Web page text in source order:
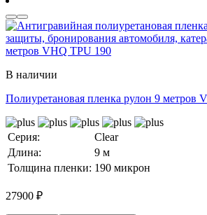
В наличии
Полиуретановая пленка рулон 9 метров
Серия:
Clear
Длина:
9 м
Толщина пленки: 190 микрон
27900 ₽